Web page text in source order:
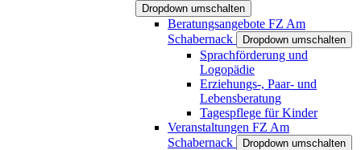
Dropdown umschalten
Beratungsangebote FZ Am
Schabernack
Dropdown umschalten
Sprachförderung und
Logopädie
Erziehungs-, Paar- und
Lebensberatung
Tagespflege für Kinder
Veranstaltungen FZ Am
Schabernack
Dropdown umschalten